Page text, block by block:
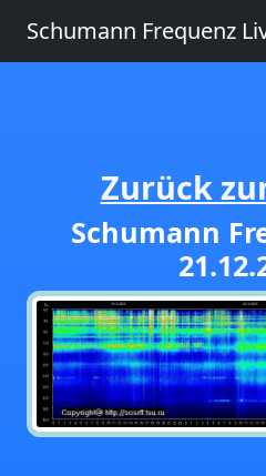
Schumann Frequenz
Zurück
Schumann